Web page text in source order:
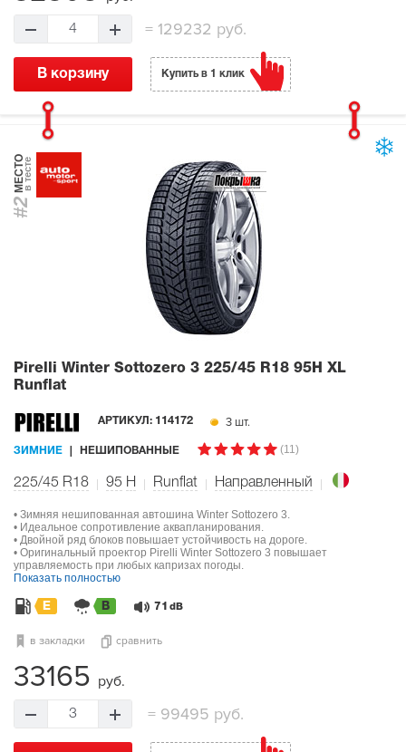
4 =129232 руб.
В корзину Купить в 1 клик
#2
МЕСТОв тесте
Pirelli Winter Sottozero 3 225/45 R18 95H XL
Runflat
АРТИКУЛ: 114172 3 шт.
ЗИМНИЕ НЕШИПОВАННЫЕ (11)
225/45 R18 95 H Runflat Направленный
• Зимняя нешипованная автошина Winter Sottozero 3.
• Идеальное сопротивление аквапланирования.
• Двойной ряд блоков повышает устойчивость на дороге.
• Оригинальный проектор Pirelli Winter Sottozero 3 повышает
управляемость при любых капризах погоды.
Показать полностью
E B 71 dB
в закладки сравнить
33165 руб.
3 =99495 руб.